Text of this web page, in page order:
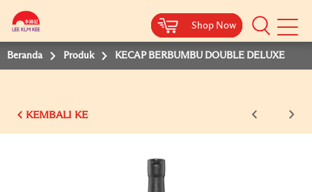
Shop Now
Shop Now
Shop Now
Shop Now
Beranda Produk KECAP BERBUMBU DOUBLE DELUXE
KEMBALI KE